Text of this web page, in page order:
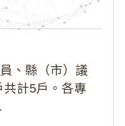
、縣（市）議
共計5戶。各專